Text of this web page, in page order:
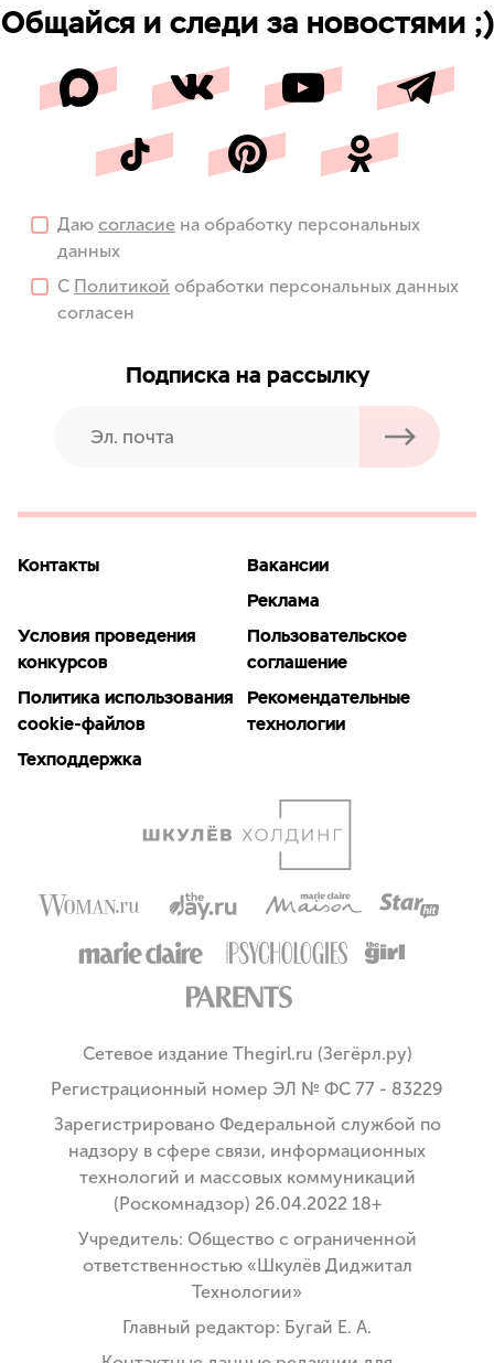
Общайся и следи за новостями ;)
Даю согласие на обработку персональных
данных
С Политикой обработки персональных данных
согласен
Подписка на рассылку
Контакты
Вакансии
Реклама
Условия проведения
конкурсов
Пользовательское
соглашение
Политика использования
cookie-файлов
Рекомендательные
технологии
Техподдержка
Сетевое издание Thegirl.ru (Зегёрл.ру)
Регистрационный номер ЭЛ № ФС 77 - 83229
Зарегистрировано Федеральной службой по
надзору в сфере связи, информационных
технологий и массовых коммуникаций
(Роскомнадзор) 26.04.2022 18+
Учредитель: Общество с ограниченной
ответственностью «Шкулёв Диджитал
Технологии»
Главный редактор: Бугай Е. А.